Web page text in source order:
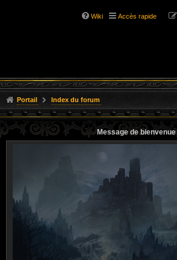
Wiki Accès rapide
Portail Index du forum
Message de bienvenue